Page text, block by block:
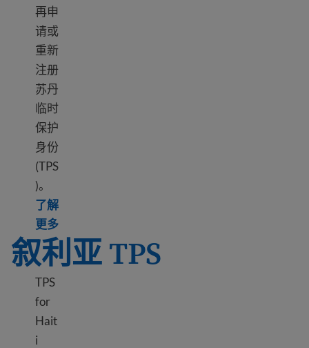
再申
请或
重新
注册
苏丹
临时
保护
身份
(TPS
)。
了解
更多Learn more about TPS Sudan
叙利亚 TPS
TPS
for
Hait
i